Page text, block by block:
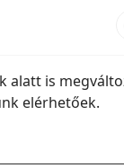
alatt is
elérhetőek.